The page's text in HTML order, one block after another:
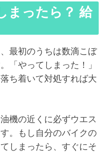
まったら？ 給
最初のうちは数滴こぼ
「やってしまった！」
ち着いて対処すれば大
機の近くに必ずウエス
。もし自分のバイクの
しまったら、すぐにそ